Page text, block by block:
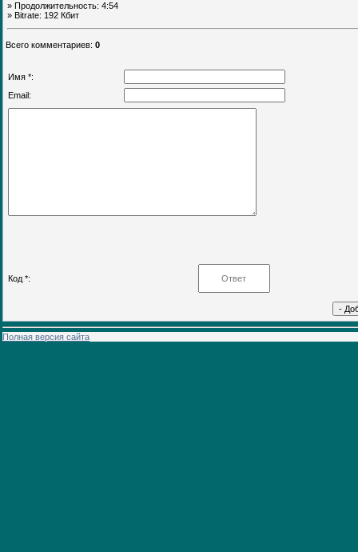
» Продолжительность: 4:54
» Bitrate: 192 Кбит
Всего комментариев: 0
Имя *:
Email:
Код *:
Полная версия сайта